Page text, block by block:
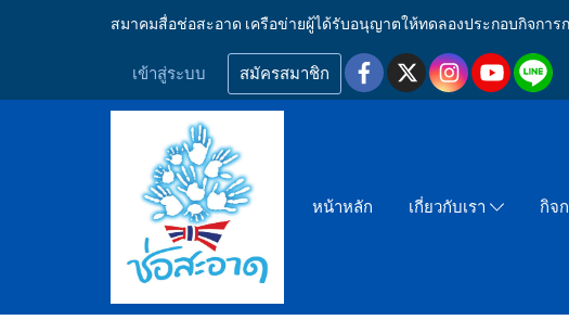
สมาคมสื่อช่อสะอาด เครือข่ายผู้ได้รับอนุญาตให้ทดลองประกอบกิจการ
เข้าสู่ระบบ สมัครสมาชิก
หน้าหลัก เกี่ยวกับเรา กิจ